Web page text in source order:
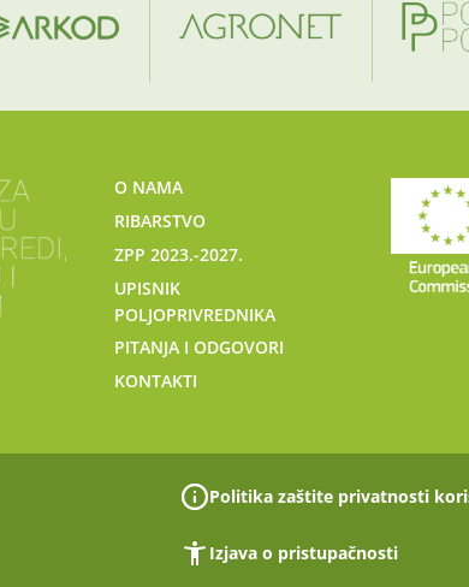
O NAMA
RIBARSTVO
ZPP 2023.-2027.
UPISNIK
POLJOPRIVREDNIKA
PITANJA I ODGOVORI
KONTAKTI
Politika zaštite privatnosti
Izjava o pristupačnosti